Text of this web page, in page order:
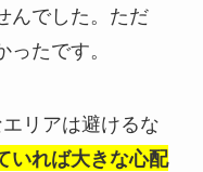
でした。 ただ
たです。
リアは避けるな
いれば大きな心配